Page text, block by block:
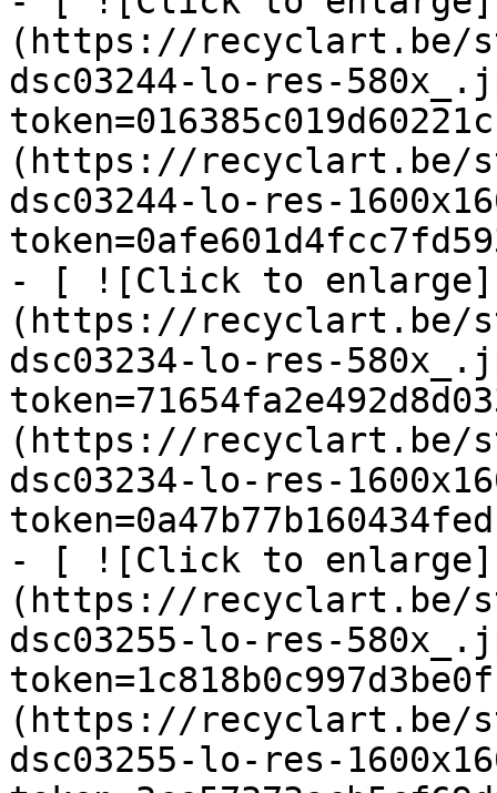
(https://recyclart.be/
dsc03244-lo-res-
(https://recyclart.be/
dsc03244-lo-res-
- [ ![Click to enlarge]
(https://recyclart.be/
dsc03234-lo-res-
(https://recyclart.be/
dsc03234-lo-res-
- [ ![Click to enlarge]
(https://recyclart.be/
dsc03255-lo-res-
(https://recyclart.be/
dsc03255-lo-res-